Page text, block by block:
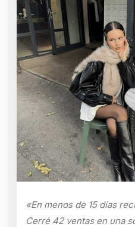
«En menos de 15 días
Cerré 42 ventas en una